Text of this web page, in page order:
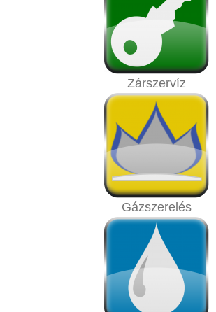
Zárszervíz
Gázszerelés